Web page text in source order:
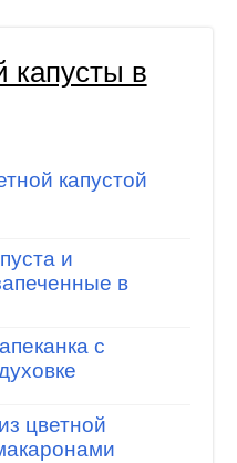
капусты в
капустой
и
в
с
цветной